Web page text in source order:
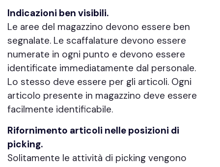
Indicazioni ben visibili.
Le aree del magazzino devono essere ben
segnalate. Le scaffalature devono essere
numerate in ogni punto e devono essere
identificate immediatamente dal personale.
Lo stesso deve essere per gli articoli. Ogni
articolo presente in magazzino deve essere
facilmente identificabile.
Rifornimento articoli nelle posizioni di
picking.
Solitamente le attività di picking vengono